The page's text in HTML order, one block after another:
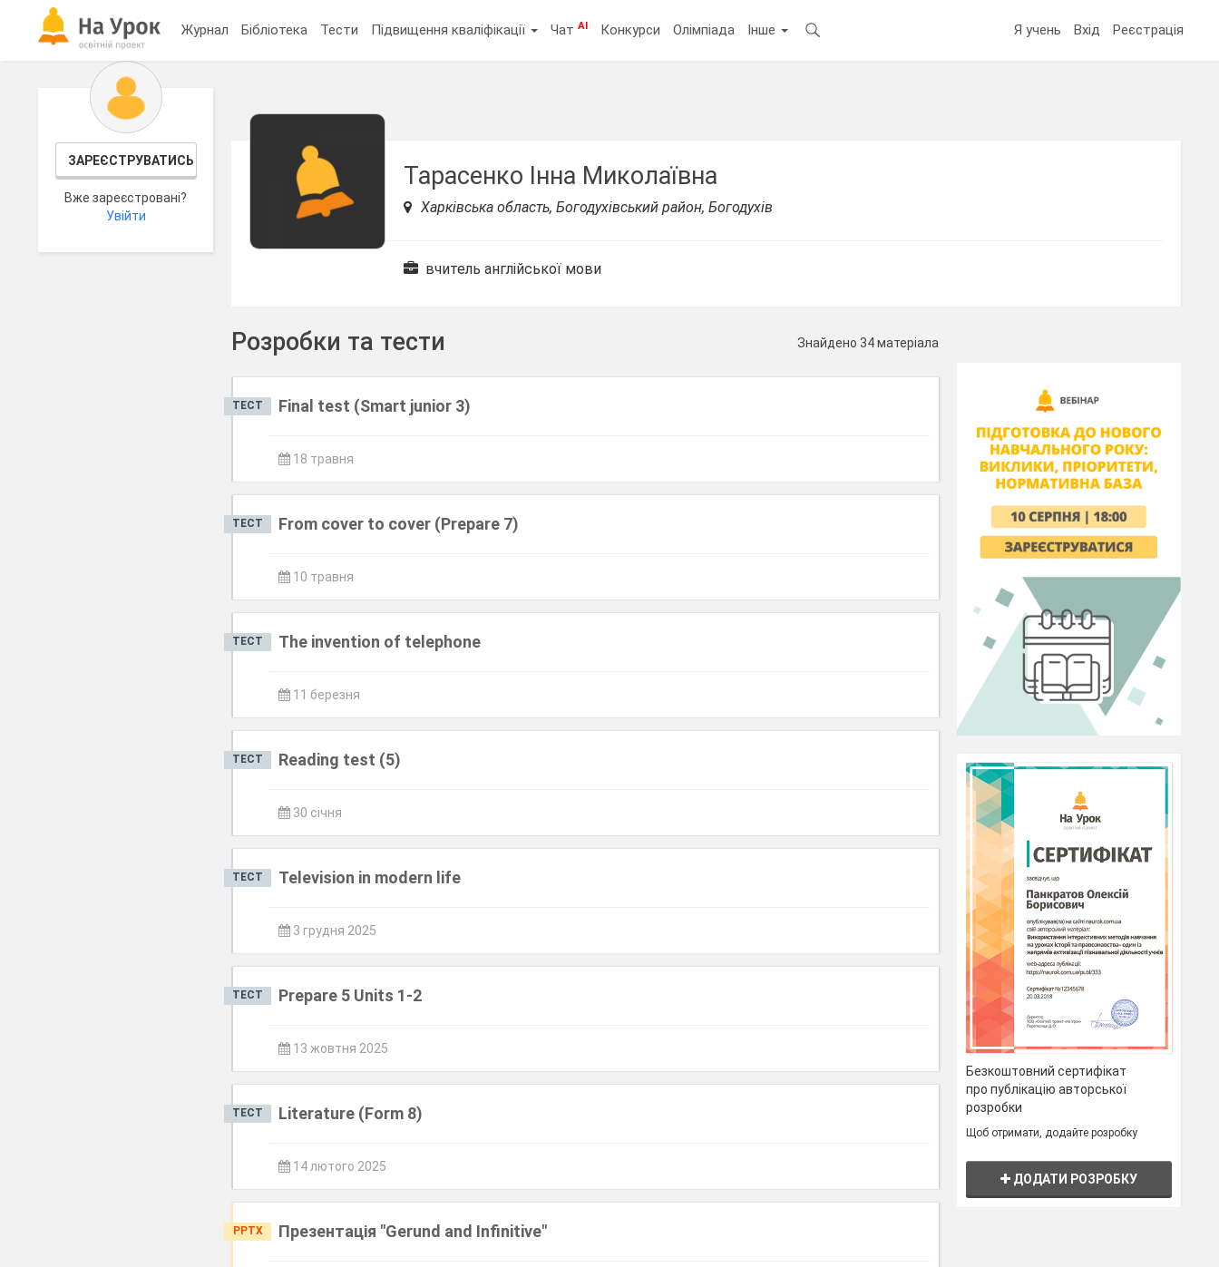
Журнал Бібліотека Тести Підвищення кваліфікації ЧатAI Конкурси Олімпіада Інше Я учень Вхід Реєстрація
ЗАРЕЄСТРУВАТИСЬ
Вже зареєстровані?
Увійти
Тарасенко Інна Миколаївна
Харківська область, Богодухівський район, Богодухів
вчитель англійської мови
Розробки та тести Знайдено 34 матеріала
ТЕСТ Final test (Smart junior 3)
18 травня
ТЕСТ From cover to cover (Prepare 7)
10 травня
ТЕСТ The invention of telephone
11 березня
ТЕСТ Reading test (5)
30 січня
ТЕСТ Television in modern life
3 грудня 2025
ТЕСТ Prepare 5 Units 1-2
13 жовтня 2025
ТЕСТ Literature (Form 8)
14 лютого 2025
PPTX Презентація "Gerund and Infinitive"
Безкоштовний сертифікат
про публікацію авторської
розробки
Щоб отримати, додайте розробку
ДОДАТИ РОЗРОБКУ